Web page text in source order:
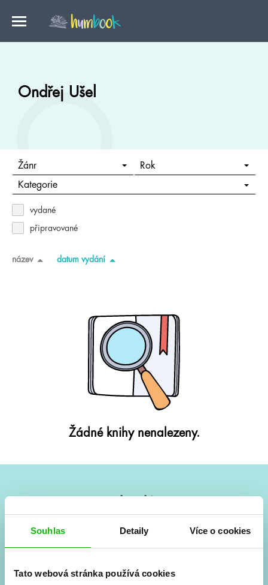
Souhlas Detaily Více o cookies
Tato webová stránka používá cookies
Ondřej Ušel
Žánr Rok
Kategorie
vydané
připravované
název datum vydání
Žádné knihy nenalezeny.
Vše kolem #youngadult každý měsíc rovnou do mailu!
a seriálové adaptace a další.